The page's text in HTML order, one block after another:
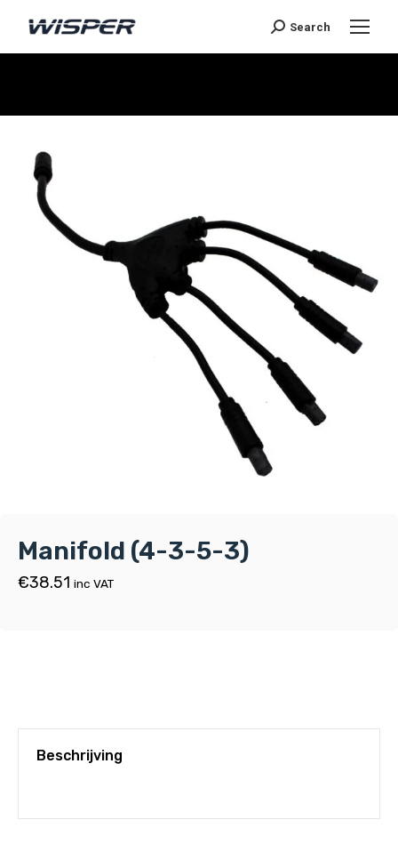
Search
Manifold (4-3-5-3)
€38.51 inc VAT
Beschrijving